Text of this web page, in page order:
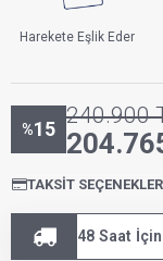
Harekete Eşlik Eder
%15
240.900
TAKSIT
48 Saat